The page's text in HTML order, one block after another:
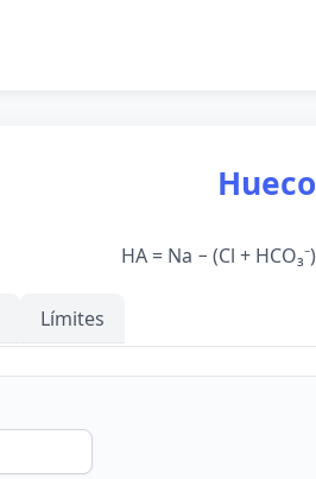
HA = Na − (Cl +
Límites